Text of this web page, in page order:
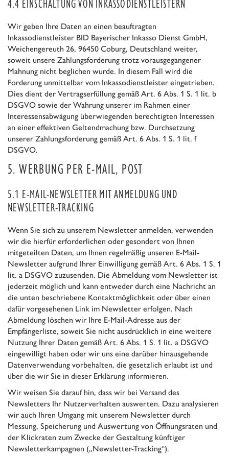
4.4 EINSCHALTUNG VON INKASSODIENSTLEISTERN
Wir geben Ihre Daten an einen beauftragten
Inkassodienstleister BID Bayerischer Inkasso Dienst GmbH,
Weichengereuth 26, 96450 Coburg, Deutschland weiter,
soweit unsere Zahlungsforderung trotz vorausgegangener
Mahnung nicht beglichen wurde. In diesem Fall wird die
Forderung unmittelbar vom Inkassodienstleister eingetrieben.
Dies dient der Vertragserfüllung gemäß Art. 6 Abs. 1 S. 1 lit. b
DSGVO sowie der Wahrung unserer im Rahmen einer
Interessensabwägung überwiegenden berechtigten Interessen
an einer effektiven Geltendmachung bzw. Durchsetzung
unserer Zahlungsforderung gemäß Art. 6 Abs. 1 S. 1 lit. f
DSGVO.
5. WERBUNG PER E-MAIL, POST
5.1 E-MAIL-NEWSLETTER MIT ANMELDUNG UND
NEWSLETTER-TRACKING
Wenn Sie sich zu unserem Newsletter anmelden, verwenden
wir die hierfür erforderlichen oder gesondert von Ihnen
mitgeteilten Daten, um Ihnen regelmäßig unseren E-Mail-
Newsletter aufgrund Ihrer Einwilligung gemäß Art. 6 Abs. 1 S. 1
lit. a DSGVO zuzusenden. Die Abmeldung vom Newsletter ist
jederzeit möglich und kann entweder durch eine Nachricht an
die unten beschriebene Kontaktmöglichkeit oder über einen
dafür vorgesehenen Link im Newsletter erfolgen. Nach
Abmeldung löschen wir Ihre E-Mail-Adresse aus der
Empfängerliste, soweit Sie nicht ausdrücklich in eine weitere
Nutzung Ihrer Daten gemäß Art. 6 Abs. 1 S. 1 lit. a DSGVO
eingewilligt haben oder wir uns eine darüber hinausgehende
Datenverwendung vorbehalten, die gesetzlich erlaubt ist und
über die wir Sie in dieser Erklärung informieren.
Wir weisen Sie darauf hin, dass wir bei Versand des
Newsletters Ihr Nutzerverhalten auswerten. Dazu analysieren
wir auch Ihren Umgang mit unserem Newsletter durch
Messung, Speicherung und Auswertung von Öffnungsraten und
der Klickraten zum Zwecke der Gestaltung künftiger
Newsletterkampagnen („Newsletter-Tracking“).